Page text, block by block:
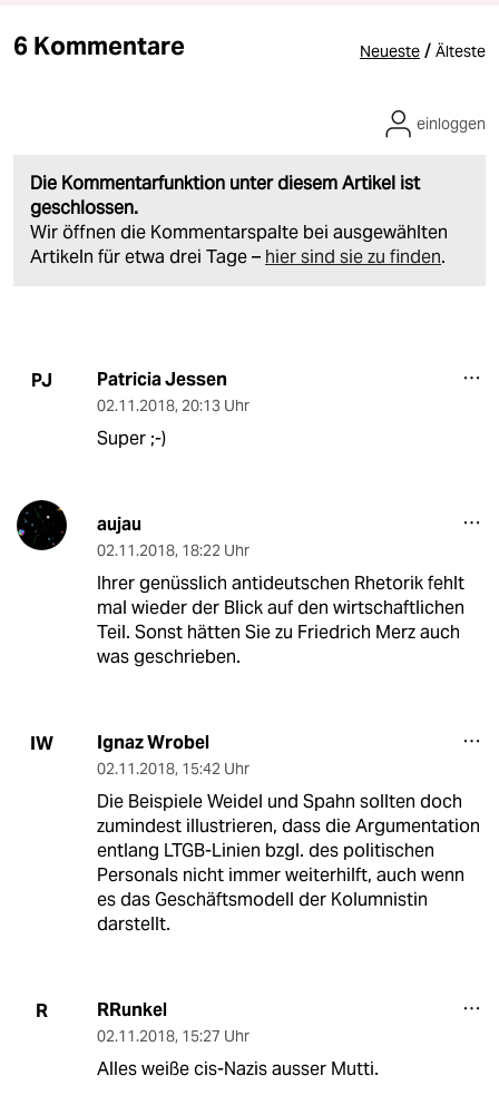
6 Kommentare Neueste / Älteste
Die Kommentarfunktion unter diesem Artikel ist
geschlossen.
Wir öffnen die Kommentarspalte bei ausgewählten
Artikeln für etwa drei Tage – hier sind sie zu finden.
einloggen
PJ Patricia Jessen
02.11.2018, 20:13 Uhr
Super ;-)
aujau
02.11.2018, 18:22 Uhr
Ihrer genüsslich antideutschen Rhetorik fehlt
mal wieder der Blick auf den wirtschaftlichen
Teil. Sonst hätten Sie zu Friedrich Merz auch
was geschrieben.
IW Ignaz Wrobel
02.11.2018, 15:42 Uhr
Die Beispiele Weidel und Spahn sollten doch
zumindest illustrieren, dass die Argumentation
entlang LTGB-Linien bzgl. des politischen
Personals nicht immer weiterhilft, auch wenn
es das Geschäftsmodell der Kolumnistin
darstellt.
R RRunkel
02.11.2018, 15:27 Uhr
Alles weiße cis-Nazis ausser Mutti.